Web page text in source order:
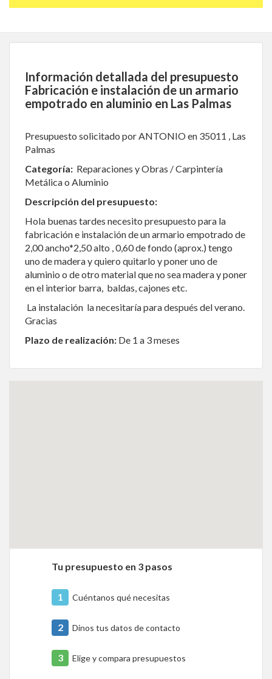
Información detallada del presupuesto
Fabricación e instalación de un armario
empotrado en aluminio en Las Palmas
Presupuesto solicitado por ANTONIO en 35011 , Las
Palmas
Categoría: Reparaciones y Obras / Carpintería
Metálica o Aluminio
Descripción del presupuesto:
Hola buenas tardes necesito presupuesto para la
fabricación e instalación de un armario empotrado de
2,00 ancho*2,50 alto , 0,60 de fondo (aprox.) tengo
uno de madera y quiero quitarlo y poner uno de
aluminio o de otro material que no sea madera y poner
en el interior barra, baldas, cajones etc.
La instalación la necesitaría para después del verano.
Gracias
Plazo de realización: De 1 a 3 meses
Tu presupuesto en 3 pasos
1 Cuéntanos qué necesitas
2 Dinos tus datos de contacto
3 Elige y compara presupuestos